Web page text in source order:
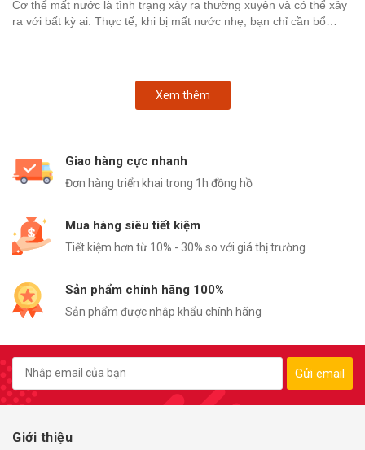
Cơ thể mất nước là tình trạng xảy ra thường xuyên và có thể xảy
ra với bất kỳ ai. Thực tế, khi bị mất nước nhẹ, bạn chỉ cần bổ
Xem thêm
Giao hàng cực nhanh
Đơn hàng triển khai trong 1h đồng hồ
Mua hàng siêu tiết kiệm
Tiết kiệm hơn từ 10% - 30% so với giá thị trường
Sản phẩm chính hãng 100%
Sản phẩm được nhập khẩu chính hãng
Gửi email
Giới thiệu